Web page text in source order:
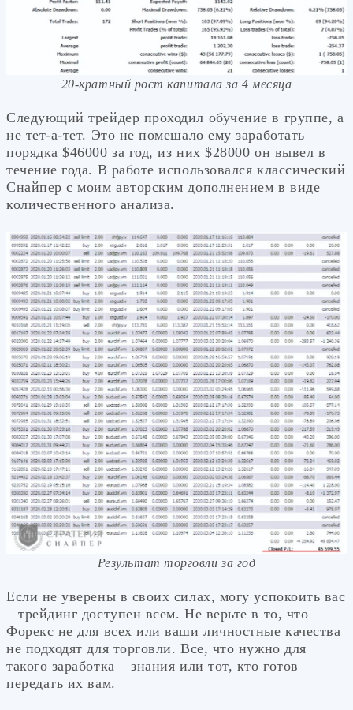
20-кратный рост капитала за 4 месяца
Следующий трейдер проходил обучение в группе, а
не тет-а-тет. Это не помешало ему заработать
порядка $46000 за год, из них $28000 он вывел в
течение года. В работе использовался классический
Снайпер с моим авторским дополнением в виде
количественного анализа.
Результат торговли за год
Если не уверены в своих силах, могу успокоить вас
– трейдинг доступен всем. Не верьте в то, что
Форекс не для всех или ваши личностные качества
не подходят для торговли. Все, что нужно для
такого заработка – знания или тот, кто готов
передать их вам.